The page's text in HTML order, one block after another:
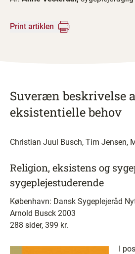
Print artiklen
Suveræn beskrivelse
eksistentielle behov
Christian Juul Busch, Tim Jensen,
Religion, eksistens og
sygeplejestuderende
København: Dansk Sygeplejeråd
Arnold Busck 2003
288 sider, 399 kr.
I